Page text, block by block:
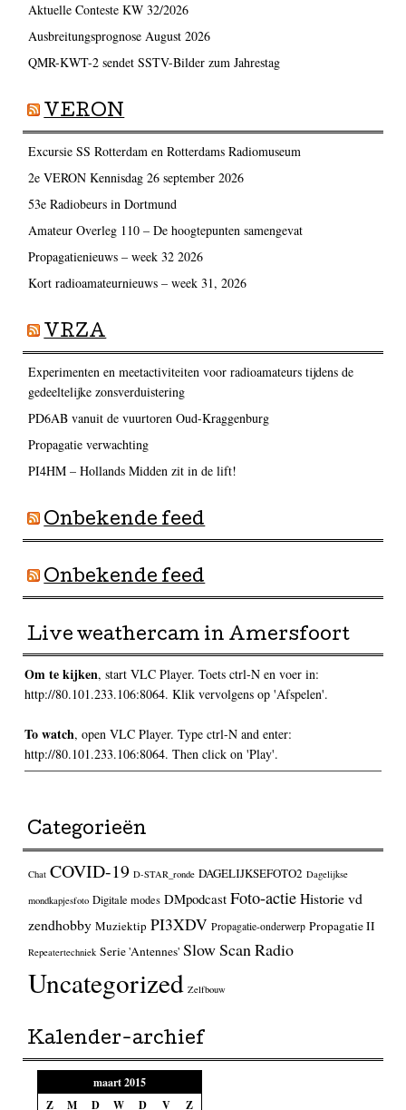
Aktuelle Conteste KW 32/2026
Ausbreitungsprognose August 2026
QMR-KWT-2 sendet SSTV-Bilder zum Jahrestag
VERON
Excursie SS Rotterdam en Rotterdams Radiomuseum
2e VERON Kennisdag 26 september 2026
53e Radiobeurs in Dortmund
Amateur Overleg 110 – De hoogtepunten samengevat
Propagatienieuws – week 32 2026
Kort radioamateurnieuws – week 31, 2026
VRZA
Experimenten en meetactiviteiten voor radioamateurs tijdens de
gedeeltelijke zonsverduistering
PD6AB vanuit de vuurtoren Oud-Kraggenburg
Propagatie verwachting
PI4HM – Hollands Midden zit in de lift!
Onbekende feed
Onbekende feed
Live weathercam in Amersfoort
Om te kijken, start VLC Player. Toets ctrl-N en voer in:
http://80.101.233.106:8064. Klik vervolgens op 'Afspelen'.
To watch, open VLC Player. Type ctrl-N and enter:
http://80.101.233.106:8064. Then click on 'Play'.
Categorieën
Chat COVID-19 D-STAR_ronde DAGELIJKSEFOTO2 Dagelijkse
mondkapjesfoto Digitale modes DMpodcast Foto-actieHistorie vd
zendhobby Muziektip PI3XDV Propagatie-onderwerp Propagatie II
Repeatertechniek Serie 'Antennes' Slow Scan Radio
Uncategorized Zelfbouw
Kalender-archief
maart 2015
Z
M D W D V Z